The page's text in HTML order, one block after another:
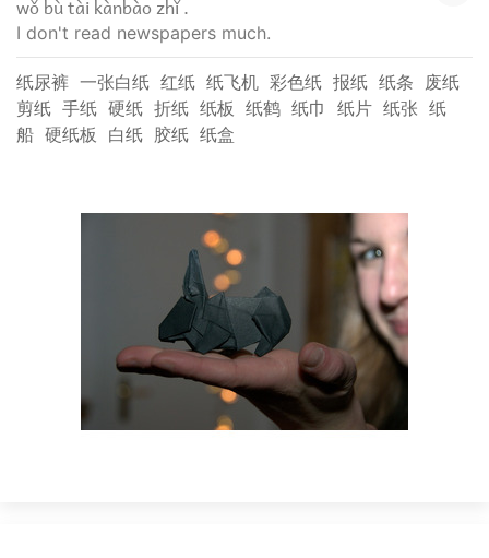
wǒ bù tài kànbào zhǐ .
I don't read newspapers much.
纸尿裤 一张白纸 红纸 纸飞机 彩色纸 报纸 纸条 废纸
剪纸 手纸 硬纸 折纸 纸板 纸鹤 纸巾 纸片 纸张 纸
船 硬纸板 白纸 胶纸 纸盒